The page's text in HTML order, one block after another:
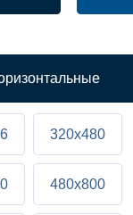
320x480
480x800